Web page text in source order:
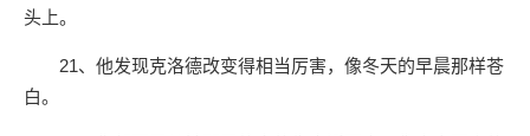
头上。
21、他发现克洛德改变得相当厉害，像冬天的早晨那样苍
白。